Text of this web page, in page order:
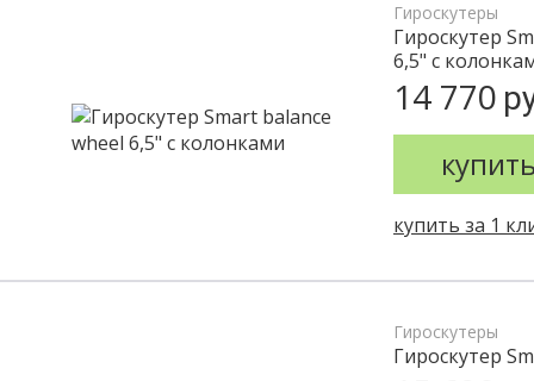
Гироскутеры
Гироскутер
6,5" с
14 770
купить за 1
Гироскутеры
Гироскутер